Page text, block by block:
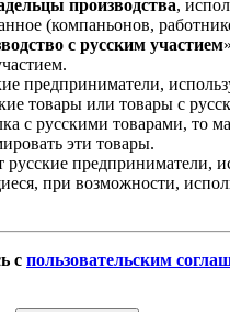
производства,
(компаньонов,
с русским участием
предприниматели,
товары или товары с
с русскими товарами, то
эти товары.
русские предприниматели,
при возможности,
с пользовательским